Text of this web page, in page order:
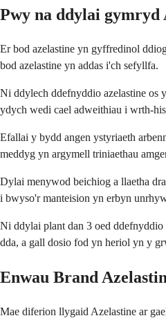
Pwy na ddylai gymryd
Er bod azelastine yn gyffredinol
bod azelastine yn addas i'ch sefyllfa.
Ni ddylech ddefnyddio azelastine os
ydych wedi cael adweithiau i wrth-
Efallai y bydd angen ystyriaeth
meddyg yn argymell triniaethau
Dylai menywod beichiog a llaetha
i bwyso'r manteision yn erbyn
Ni ddylai plant dan 3 oed
dda, a gall dosio fod yn heriol yn y
Enwau Brand
Mae diferion llygaid Azelastine ar